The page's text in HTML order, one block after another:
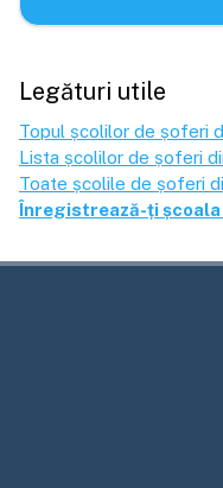
Legături utile
Topul școlilor de șoferi
Lista școlilor de șoferi
Toate școlile de șoferi
Înregistrează-ți